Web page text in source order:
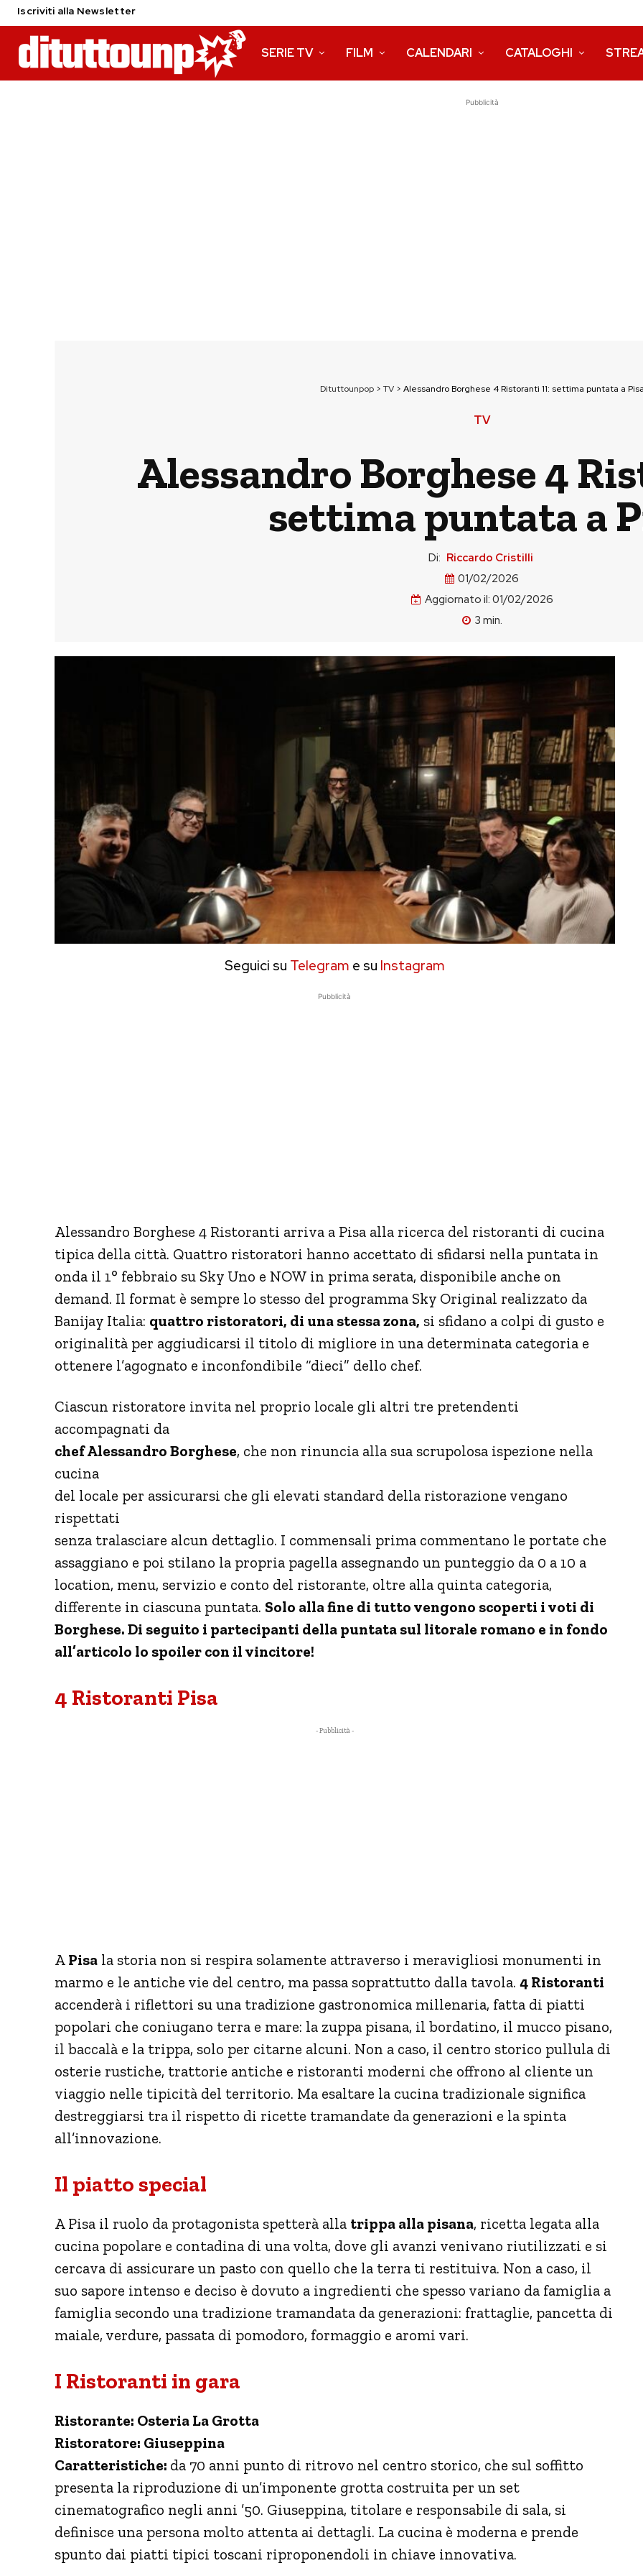
Iscriviti alla Newsletter
SERIE TV FILM CALENDARI CATALOGHI
Pubblicità
Dituttounpop> TV> Alessandro Borghese 4 Ristoranti 11: settima puntata a Pisa
TV
Alessandro Borghese 4
settima puntata a
Di: Riccardo Cristilli
01/02/2026
Aggiornato il: 01/02/2026
3 min.
Seguici su Telegram e su Instagram
Pubblicità
Alessandro Borghese 4 Ristoranti arriva a Pisa alla ricerca del ristoranti di cucina
tipica della città. Quattro ristoratori hanno accettato di sfidarsi nella puntata in
onda il 1° febbraio su Sky Uno e NOW in prima serata, disponibile anche on
demand. Il format è sempre lo stesso del programma Sky Original realizzato da
Banijay Italia: quattro ristoratori, di una stessa zona, si sfidano a colpi di gusto e
originalità per aggiudicarsi il titolo di migliore in una determinata categoria e
ottenere l’agognato e inconfondibile “dieci” dello chef.
Ciascun ristoratore invita nel proprio locale gli altri tre pretendenti
accompagnati da
chef Alessandro Borghese, che non rinuncia alla sua scrupolosa ispezione nella
cucina
del locale per assicurarsi che gli elevati standard della ristorazione vengano
rispettati
senza tralasciare alcun dettaglio. I commensali prima commentano le portate che
assaggiano e poi stilano la propria pagella assegnando un punteggio da 0 a 10 a
location, menu, servizio e conto del ristorante, oltre alla quinta categoria,
differente in ciascuna puntata. Solo alla fine di tutto vengono scoperti i voti di
Borghese. Di seguito i partecipanti della puntata sul litorale romano e in fondo
all’articolo lo spoiler con il vincitore!
4 Ristoranti Pisa
- Pubblicità -
A Pisa la storia non si respira solamente attraverso i meravigliosi monumenti in
marmo e le antiche vie del centro, ma passa soprattutto dalla tavola. 4 Ristoranti
accenderà i riflettori su una tradizione gastronomica millenaria, fatta di piatti
popolari che coniugano terra e mare: la zuppa pisana, il bordatino, il mucco pisano,
il baccalà e la trippa, solo per citarne alcuni. Non a caso, il centro storico pullula di
osterie rustiche, trattorie antiche e ristoranti moderni che offrono al cliente un
viaggio nelle tipicità del territorio. Ma esaltare la cucina tradizionale significa
destreggiarsi tra il rispetto di ricette tramandate da generazioni e la spinta
all’innovazione.
Il piatto special
A Pisa il ruolo da protagonista spetterà alla trippa alla pisana, ricetta legata alla
cucina popolare e contadina di una volta, dove gli avanzi venivano riutilizzati e si
cercava di assicurare un pasto con quello che la terra ti restituiva. Non a caso, il
suo sapore intenso e deciso è dovuto a ingredienti che spesso variano da famiglia a
famiglia secondo una tradizione tramandata da generazioni: frattaglie, pancetta di
maiale, verdure, passata di pomodoro, formaggio e aromi vari.
I Ristoranti in gara
Ristorante: Osteria La Grotta
Ristoratore: Giuseppina
Caratteristiche: da 70 anni punto di ritrovo nel centro storico, che sul soffitto
presenta la riproduzione di un’imponente grotta costruita per un set
cinematografico negli anni ’50. Giuseppina, titolare e responsabile di sala, si
definisce una persona molto attenta ai dettagli. La cucina è moderna e prende
spunto dai piatti tipici toscani riproponendoli in chiave innovativa.